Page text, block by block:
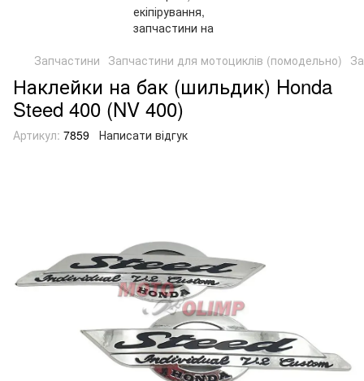
Запчастини Запчастини для мотоциклів (помодельно)
Наклейки на бак (шильдик) Honda
Steed 400 (NV 400)
Артикул: 7859 Написати відгук